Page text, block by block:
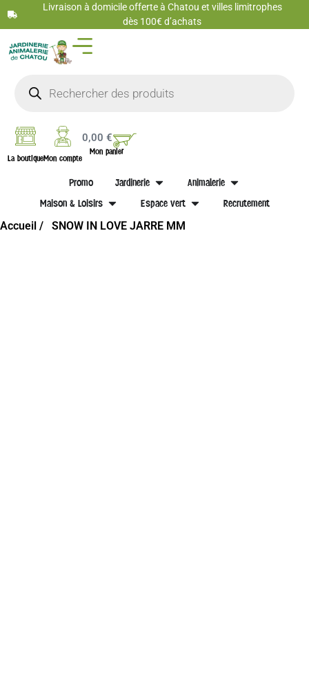
Livraison à domicile offerte à Chatou et villes limitrophes
dès 100€ d’achats
La boutiqueMon compte
0,00€
Mon panier
Promo Jardinerie
Animalerie
Maison & Loisirs
Espace vert Recrutement
Accueil / SNOW IN LOVE JARRE MM